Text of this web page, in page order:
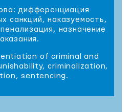
дифференциация
санкций, наказуемость,
назначение
of criminal and
criminalization,
sentencing.